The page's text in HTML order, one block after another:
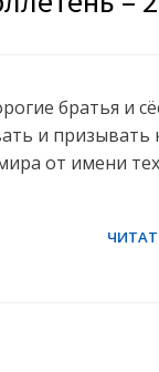
братья и
и призывать
от имени